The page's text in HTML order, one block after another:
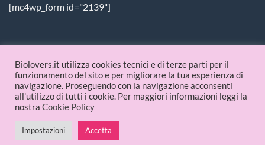
[mc4wp_form id="2139"]
PAGAMENTI ACCETTATI
© 2026 Biolovers.it | P.IVA 09336481214
Biolovers.it utilizza cookies tecnici e di terze parti per il
funzionamento del sito e per migliorare la tua esperienza di
navigazione. Proseguendo con la navigazione acconsenti
all'utilizzo di tutti i cookie. Per maggiori informazioni leggi la
nostra Cookie Policy
Impostazioni Accetta